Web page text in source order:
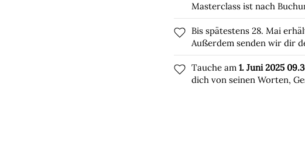
Masterclass ist nach
Bis spätestens 28. Mai
Außerdem senden wir dir
Tauche am 1. Juni 2025
dich von seinen Worten,